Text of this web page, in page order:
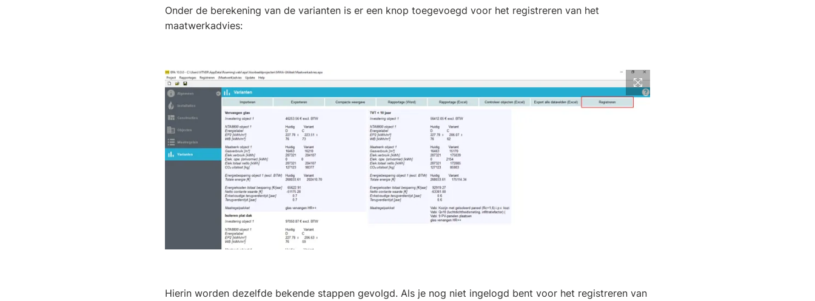
Onder de berekening van de varianten is er een knop toegevoegd voor het registreren van het
maatwerkadvies:
Hierin worden dezelfde bekende stappen gevolgd. Als je nog niet ingelogd bent voor het registreren van